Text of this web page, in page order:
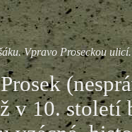
Vpravo Proseckou ulicí.
v 10. století